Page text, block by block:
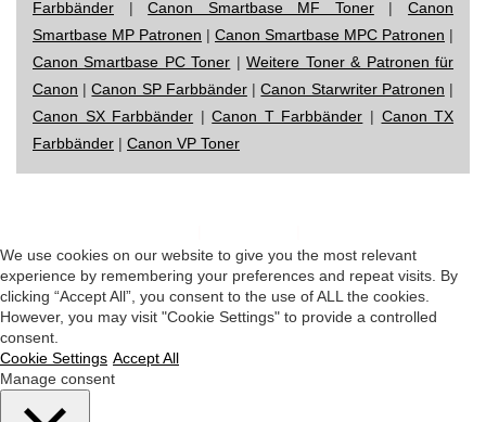
Farbbänder |Canon Smartbase MF Toner|Canon
Smartbase MP Patronen | Canon Smartbase MPC Patronen |
Canon Smartbase PC Toner |Weitere Toner & Patronen für
Canon |Canon SP Farbbänder|Canon Starwriter Patronen |
Canon SX Farbbänder |Canon T Farbbänder | Canon TX
Farbbänder | Canon VP Toner
We use cookies on our website to give you the most relevant
experience by remembering your preferences and repeat visits. By
clicking “Accept All”, you consent to the use of ALL the cookies.
However, you may visit "Cookie Settings" to provide a controlled
consent.
Cookie Settings Accept All
Manage consent